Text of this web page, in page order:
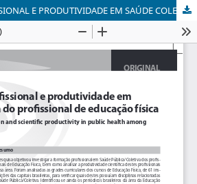
FORMAÇÃO PROFISSIONAL E PRODUTIVIDADE EM SAÚDE COLETIVA DO PROFISSIONAL DE EDUCAÇÃO FÍSICA